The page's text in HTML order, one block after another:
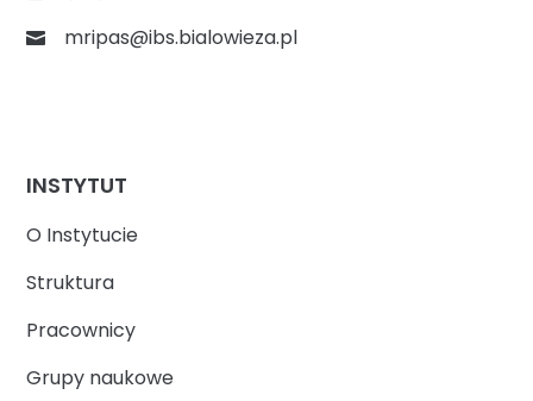
mripas@ibs.bialowieza.pl
INSTYTUT
O Instytucie
Struktura
Pracownicy
Grupy naukowe